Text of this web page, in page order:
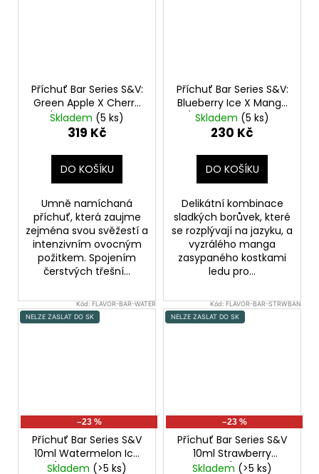
Příchuť Bar Series S&V:
Green Apple X Cherry
(Zelené jablko a
třešeň) 10ml
Skladem (5 ks)
319 Kč
DO KOŠÍKU
Umně namíchaná
příchuť, která zaujme
zejména svou svěžestí a
intenzivním ovocným
požitkem. Spojením
čerstvých třešní...
Příchuť Bar Series S&V:
Blueberry Ice X Mango
(Ledová borůvka a
mango) 10ml
Skladem (5 ks)
230 Kč
DO KOŠÍKU
Delikátní kombinace
sladkých borůvek, které
se rozplývají na jazyku, a
vyzrálého manga
zasypaného kostkami
ledu pro...
Kód:FLAVOR-BAR-WATER
NELZE ZASLAT DO SK
–23 %
Příchuť Bar Series S&V
10ml Watermelon Ice
(Ledový vodní
Skladem (>5 ks)
Kód:FLAVOR-BAR-STRWBAN
NELZE ZASLAT DO SK
–23 %
Příchuť Bar Series S&V
10ml Strawberry
Banana (Jahoda a
Skladem (>5 ks)